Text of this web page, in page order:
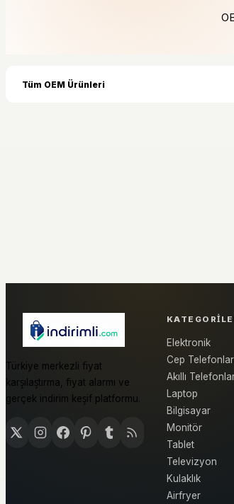
Tüm OEM Ürünleri
Türkiye merkezli fiyat
karşılaştırma, fiyat alarmı ve
gerçek indirim keşif platformu.
Elektronik
Cep
Akıllı
Laptop
Bilgisayar
Monitör
Tablet
Televizyon
Kulaklık
Airfryer